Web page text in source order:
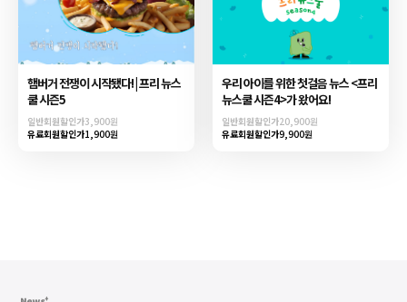
햄버거 전쟁이 시작됐다! | 프리 뉴스
쿨 시즌5
일반회원할인가3,900원
유료회원할인가1,900원
우리 아이를 위한 첫걸음 뉴스 <프리
뉴스쿨 시즌4>가 왔어요!
일반회원할인가20,900원
유료회원할인가9,900원